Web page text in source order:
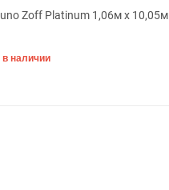
Zoff Platinum 1,06м х 10,05м
в наличии